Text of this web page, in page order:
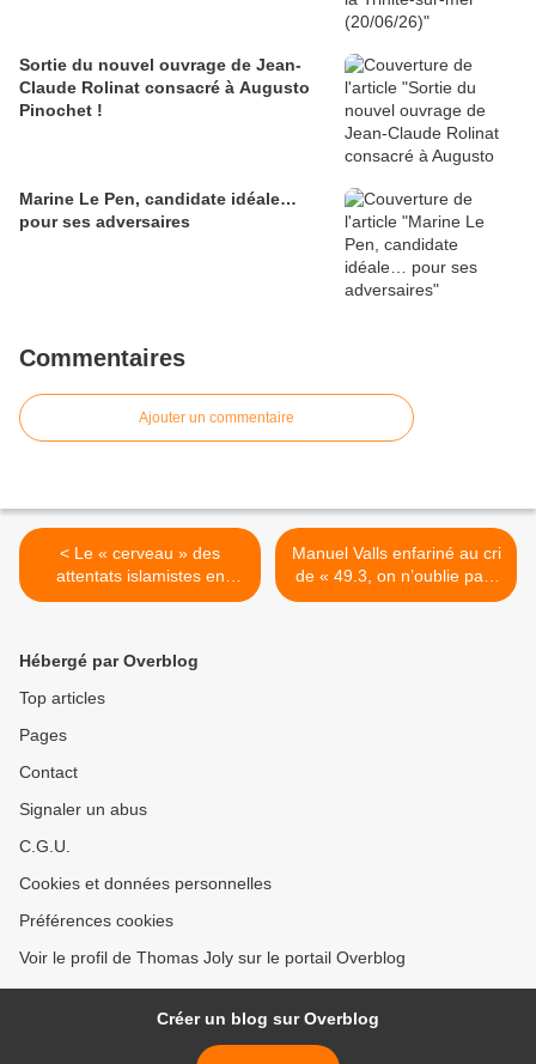
Sortie du nouvel ouvrage de Jean-
Claude Rolinat consacré à Augusto
Pinochet !
Marine Le Pen, candidate idéale…
pour ses adversaires
Commentaires
Ajouter un commentaire
< Le « cerveau » des
attentats islamistes en
Europe enfin arrêté !
Manuel Valls enfariné au cri
de « 49.3, on n’oublie pas,
on ne pardonne pas » >
Hébergé par Overblog
Top articles
Pages
Contact
Signaler un abus
C.G.U.
Cookies et données personnelles
Préférences cookies
Voir le profil de Thomas Joly sur le portail Overblog
Créer un blog sur Overblog